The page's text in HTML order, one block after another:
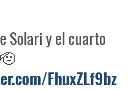
Solari y el cuarto
FhuxZLf9bz